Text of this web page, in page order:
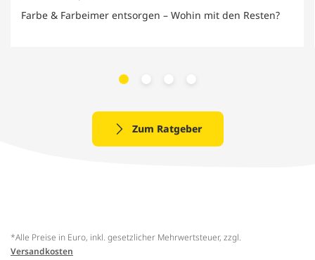
Farbe & Farbeimer entsorgen – Wohin mit den Resten?
Zum Ratgeber
*Alle Preise in Euro, inkl. gesetzlicher Mehrwertsteuer, zzgl.
Versandkosten